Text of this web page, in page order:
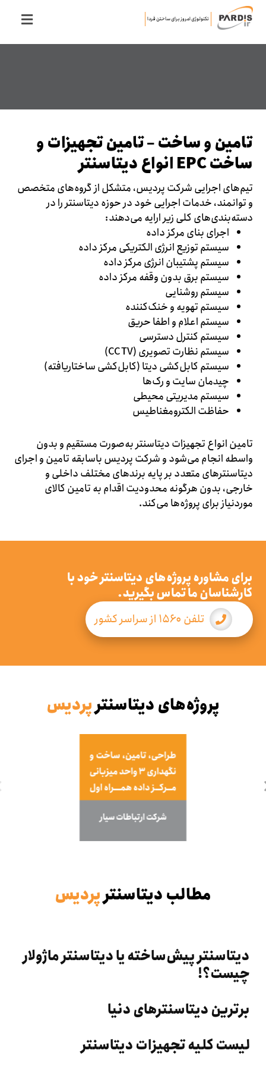
تکنولوژی امروز برای ساختن فردا
تامین و ساخت – تامین تجهیزات و
ساخت EPC انواع دیتاسنتر
تیم‌های اجرایی شرکت پردیس، متشکل از گروه‌های متخصص
و توانمند، خدمات اجرایی خود در حوزه دیتاسنتر را در
دسته‌بندی‌های کلی زیر ارایه می‌دهند:
اجرای بنای مرکز داده
سیستم توزیع انرژی الکتریکی مرکز داده
سیستم پشتیبان انرژی مرکز داده
سیستم برق بدون وقفه مرکز داده
سیستم روشنایی
سیستم تهویه و خنک‌کننده
سیستم اعلام و اطفا حریق
سیستم کنترل دسترسی
سیستم نظارت تصویری (CCTV)
سیستم کابل‌کشی دیتا (کابل‌کشی ساختاریافته)
چیدمان سایت و رک‌ها
سیستم مدیریتی محیطی
حفاظت الکترومغناطیس
تامین انواع تجهیزات دیتاسنتر به‌صورت مستقیم و بدون
واسطه انجام می‌شود و شرکت پردیس باسابقه تامین و اجرای
دیتاسنتر‌های متعدد بر پایه برند‌های مختلف داخلی و
خارجی، بدون هرگونه محدودیت اقدام به تامین کالای
موردنیاز برای پروژه‌ها می‌کند.
برای مشاوره پروژه‌های دیتاسنتر خود با
کارشناسان ما تماس بگیرید.
تلفن ۱۵۶۰ از سراسر کشور
پروژه‌های دیتاسنترپردیس
مطالب دیتاسنترپردیس
دیتاسنتر پیش‌ساخته یا دیتاسنتر ماژولار
چیست؟!
برترین دیتاسنترهای دنیا
لیست کلیه تجهیزات دیتاسنتر